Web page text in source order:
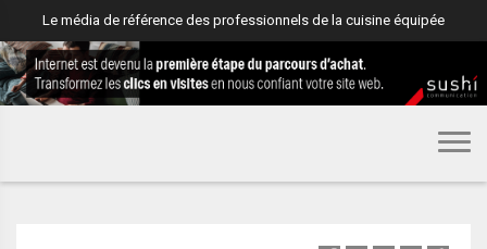
Le média de référence des professionnels de la cuisine équipée